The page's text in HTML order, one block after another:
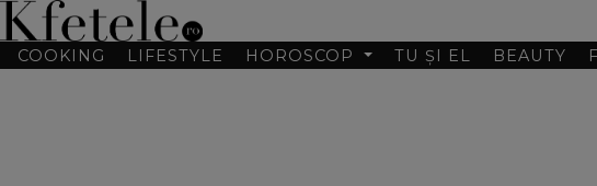
COOKING LIFESTYLE HOROSCOP TU ȘI EL BEAUTY